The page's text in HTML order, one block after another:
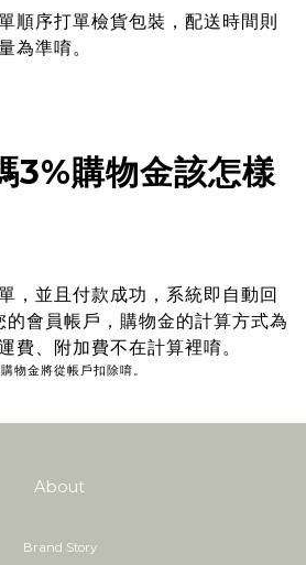
順序打單檢貨包裝，配送時間則
為準唷。
3%購物金該怎樣
，並且付款成功，系統即自動回
會員帳戶，購物金的計算方式為
費、附加費不在計算裡唷。
物金將從帳戶扣除唷。
About
Brand Story